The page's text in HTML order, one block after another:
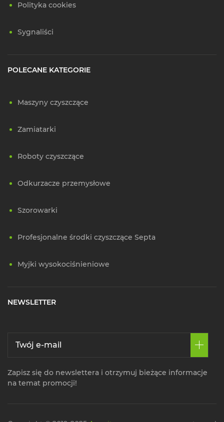
Polityka cookies
Sygnaliści
POLECANE KATEGORIE
Maszyny czyszczące
Zamiatarki
Roboty czyszczące
Odkurzacze przemysłowe
Szorowarki
Profesjonalne środki czyszczące Septa
Myjki wysokociśnieniowe
NEWSLETTER
Zapisz się do newslettera i otrzymuj bieżące informacje
na temat promocji!